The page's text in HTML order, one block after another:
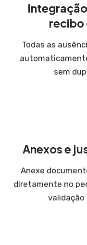
recibo
Todas as
sem
Anexos e
Anexe
diretamente no
validação